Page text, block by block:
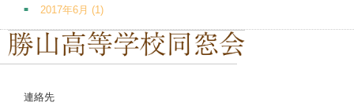
2017年6月 (1)
連絡先